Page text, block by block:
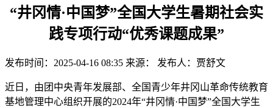
“井冈情·中国梦”全国大学生暑期社会实
践专项行动“优秀课题成果”
发布时间：2025-04-16 08:35 来源： 发布人：贾舒文
近日，由团中央青年发展部、全国青少年井冈山革命传统教育
基地管理中心组织开展的2024年“井冈情·中国梦”全国大学生